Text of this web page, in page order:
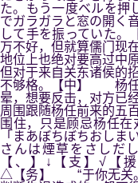
た。もう一度ベルを押
でガラガラと窓の開く
して手を振っていた
万不好，但就算儒门现
地位上也绝对要高过中
但对于来自关东诸侯的
不够格。【中】 杨任
晕，想要反击，对方已
周围跟随杨任前来的五
围住，只是顾忌杨任
「まあぼちぼちおしま
さんは煙草をさしだ
【、】↓【支】√【
△【务】 “于你无关。